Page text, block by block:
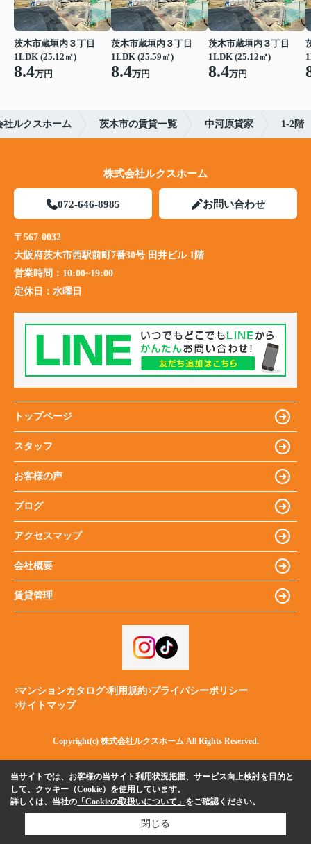
茨木市蔵垣内３丁目
1LDK (25.12㎡)
8.4万円
茨木市蔵垣内３丁目
1LDK (25.59㎡)
8.4万円
茨木市蔵垣内３丁目
1LDK (25.12㎡)
8.4万円
社ルクスホーム 茨木市の賃貸一覧 中河原貸家 1-2階
株式会社ルクスホーム
072-646-8985 お問い合わせ
〒567-0032
大阪府茨木市西駅前町7番30号 田井ビル 1階
営業時間： 10:00~19:00
定休日： 水曜日
トップページ
スタッフ
お客様の声
ブログ
アクセスマップ
会社概要
賃貸管理
マンションカタログ 利用規約 プライバシーポリシー
サイトマップ
Copyright(c) 株式会社ルクスホーム All Rights Reserved.
当サイトでは、お客様の当サイト利用状況把握、サービス向上検討を目的と
して、クッキー（Cookie）を使用しています。
詳しくは、当社の 「Cookieの取扱いについて」 をご確認ください。
閉じる